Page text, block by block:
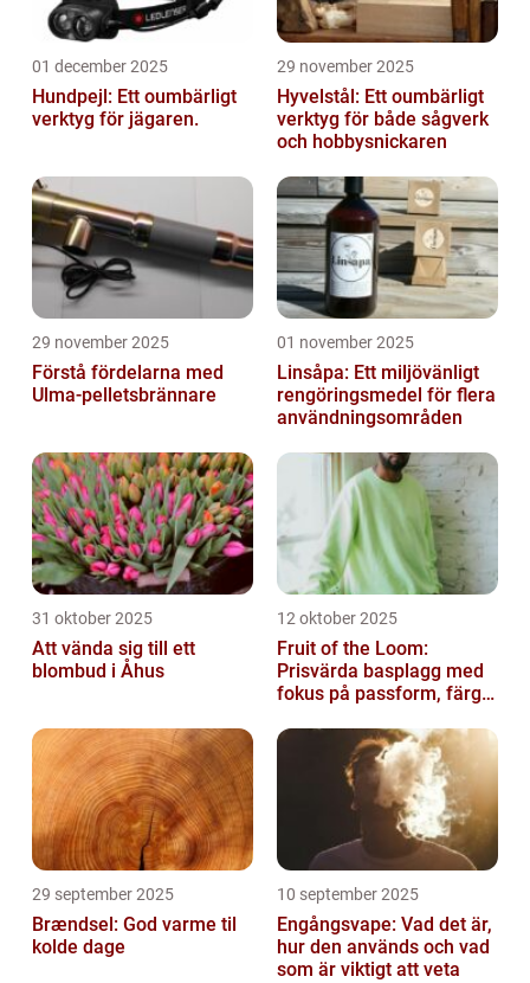
01 december 2025
Hundpejl: Ett oumbärligt
verktyg för jägaren.
29 november 2025
Hyvelstål: Ett oumbärligt
verktyg för både sågverk
och hobbysnickaren
29 november 2025
Förstå fördelarna med
Ulma-pelletsbrännare
01 november 2025
Linsåpa: Ett miljövänligt
rengöringsmedel för flera
användningsområden
31 oktober 2025
Att vända sig till ett
blombud i Åhus
12 oktober 2025
Fruit of the Loom:
Prisvärda basplagg med
fokus på passform, färg
29 september 2025
Brændsel: God varme til
kolde dage
10 september 2025
Engångsvape: Vad det är,
hur den används och vad
som är viktigt att veta